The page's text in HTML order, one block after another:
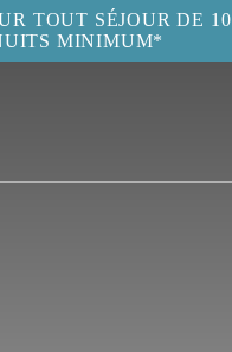
TOUT SÉJOUR DE 10
MINIMUM*